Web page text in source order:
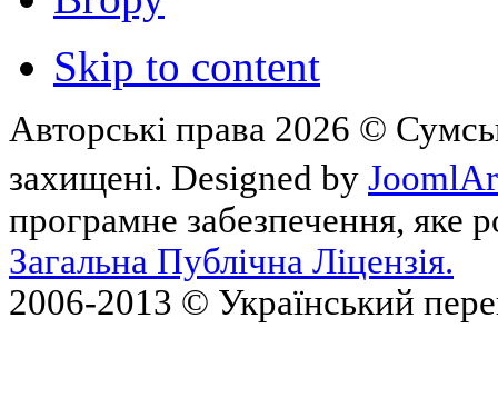
Skip to content
Авторські права 2026 ©
захищені. Designed by
програмне забезпечення, яке
Загальна Публічна Ліцензія.
2006-2013 © Український